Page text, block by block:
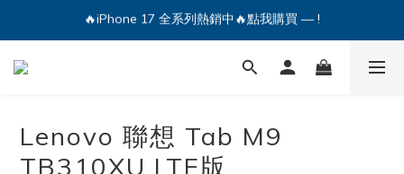
🔥iPhone 17 全系列熱銷中🔥點我購買 — !
💕加入Q哥 Line 新好友領優惠券！🎫
🔥iPhone 17 全系列熱銷中🔥點我購買 — !
Lenovo 聯想 Tab M9
TB310XU LTE版